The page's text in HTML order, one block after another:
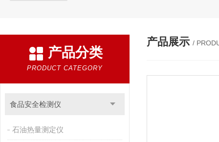
产品分类
PRODUCT CATEGORY
食品安全检测仪
石油热量测定仪
产品展示 /